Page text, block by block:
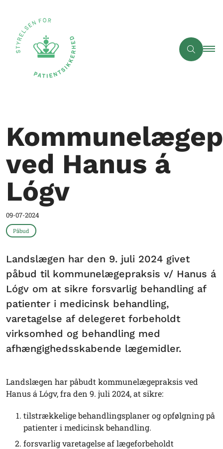
ved Hanus á
Lógv
09-07-2024
Påbud
Landslægen har den 9. juli 2024 givet
påbud til kommunelægepraksis v/ Hanus á
Lógv om at sikre forsvarlig behandling af
patienter i medicinsk behandling,
varetagelse af delegeret forbeholdt
virksomhed og behandling med
afhængighedsskabende lægemidler.
Landslægen har påbudt kommunelægepraksis ved
Hanus á Lógv, fra den 9. juli 2024, at sikre:
tilstrækkelige behandlingsplaner og opfølgning på
patienter i medicinsk behandling.
forsvarlig varetagelse af lægeforbeholdt